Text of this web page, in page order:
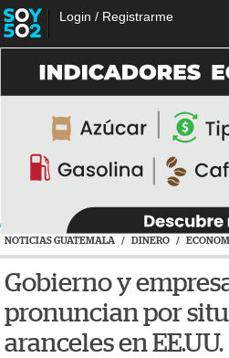
Login / Registrarme
NOTICIAS GUATEMALA / DINERO /
Gobierno y
pronuncian por
aranceles en EE.UU.